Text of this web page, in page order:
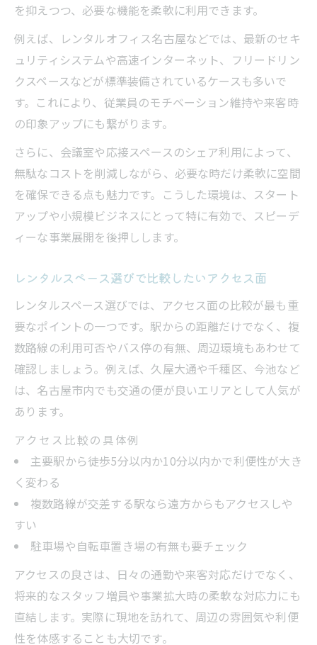
を抑えつつ、必要な機能を柔軟に利用できます。
例えば、レンタルオフィス名古屋などでは、最新のセキ
ュリティシステムや高速インターネット、フリードリン
クスペースなどが標準装備されているケースも多いで
す。これにより、従業員のモチベーション維持や来客時
の印象アップにも繋がります。
さらに、会議室や応接スペースのシェア利用によって、
無駄なコストを削減しながら、必要な時だけ柔軟に空間
を確保できる点も魅力です。こうした環境は、スタート
アップや小規模ビジネスにとって特に有効で、スピーデ
ィーな事業展開を後押しします。
レンタルスペース選びで比較したいアクセス面
レンタルスペース選びでは、アクセス面の比較が最も重
要なポイントの一つです。駅からの距離だけでなく、複
数路線の利用可否やバス停の有無、周辺環境もあわせて
確認しましょう。例えば、久屋大通や千種区、今池など
は、名古屋市内でも交通の便が良いエリアとして人気が
あります。
アクセス比較の具体例
主要駅から徒歩5分以内か10分以内かで利便性が大き
く変わる
複数路線が交差する駅なら遠方からもアクセスしや
すい
駐車場や自転車置き場の有無も要チェック
アクセスの良さは、日々の通勤や来客対応だけでなく、
将来的なスタッフ増員や事業拡大時の柔軟な対応力にも
直結します。実際に現地を訪れて、周辺の雰囲気や利便
性を体感することも大切です。